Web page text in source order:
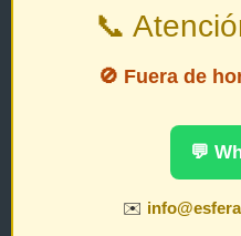
📞
🚫 Fuera de
💬
✉️